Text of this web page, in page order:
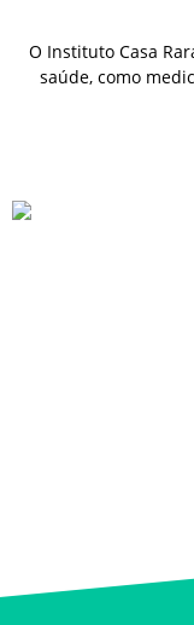
O Instituto Casa
saúde, como